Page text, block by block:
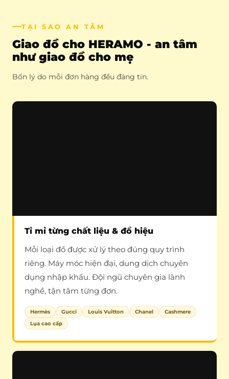
TẠI SAO AN TÂM
Giao đồ cho HERAMO - an tâm
như giao đồ cho mẹ
Bốn lý do mỗi đơn hàng đều đáng tin.
Tỉ mỉ từng chất liệu & đồ hiệu
Mỗi loại đồ được xử lý theo đúng quy trình
riêng. Máy móc hiện đại, dung dịch chuyên
dụng nhập khẩu. Đội ngũ chuyên gia lành
nghề, tận tâm từng đơn.
Hermès Gucci Louis Vuitton Chanel
Cashmere
Lụa cao cấp